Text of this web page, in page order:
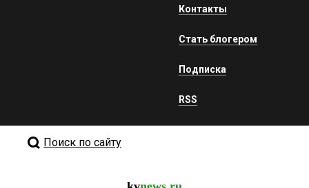
Контакты
Стать блогером
Подписка
RSS
Поиск по сайту